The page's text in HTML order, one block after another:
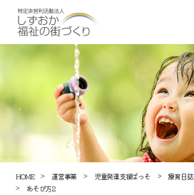
HOME 運営事業 児童発達支援ぱっそ 療育日誌
あそび方2